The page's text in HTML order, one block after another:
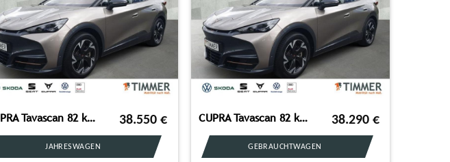
CUPRA Tavascan 82 kWh ENDURANCE +WÄPU +LED +ACC +RKAM 38.550€
JAHRESWAGEN
CUPRA Tavascan 82 kWh ENDURANCE +WÄPU +LED +ACC +RKAM 38.290 €
GEBRAUCHTWAGEN